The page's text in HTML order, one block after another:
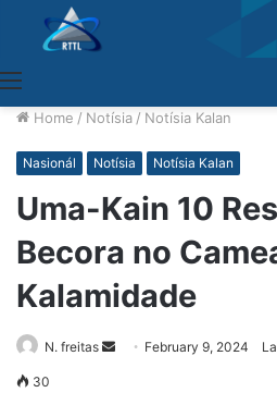
Home / Notísia / Notísia Kalan
Nasionál Notísia Notísia Kalan
Uma-Kain 10
Becora no
Kalamidade
N. freitas
SendFebruary 9, 2024
30